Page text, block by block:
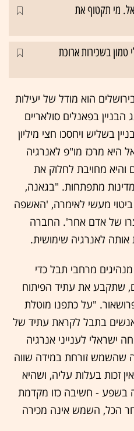
מי תקטוף את
בשכירות ארוכת
הוא מודל של יעילות
בפאנלים סולאריים
בשליש ויחסכו חצי מיליון
היא מרכז מו"פ לאנרגיה
והיא מחויבת לחלוק את
מתפתחות. "בגאנה,
מעשי לאימרה, 'האשפה
של אדם אחר'. החברה
אותה לאנרגיה שימושית.
מרחבי תבל כדי
שתקבע את עתיד הפיתוח
"על כתפנו מוטלת
בתבל לקראת עתיד של
ישראלי לענייני אנרגיה
שהשמש זורחת במידה שווה
זכות בעלות עליה, ושהיא
בשפע - חשיבה כזו מקדמת
הכל, השמש אינה מכירה